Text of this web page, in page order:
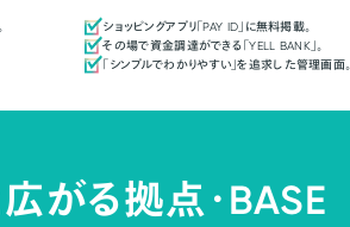
ショッピングアプリ「PAY ID」に無料掲載。
その場で資金調達ができる「YELL BANK」。
「シンプルでわかりやすい」を追求した管理画面。
がる拠点・BASE